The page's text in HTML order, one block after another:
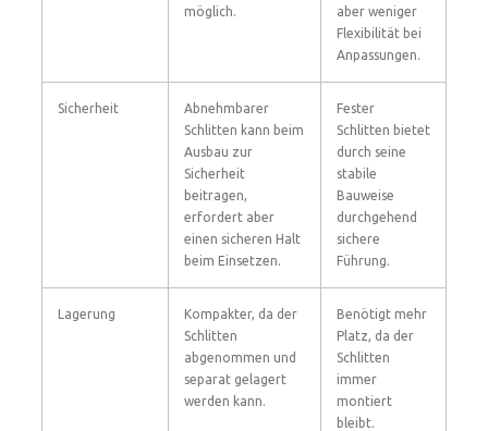
möglich.
aber weniger
Flexibilität bei
Anpassungen.
Sicherheit
Abnehmbarer
Schlitten kann beim
Ausbau zur
Sicherheit
beitragen,
erfordert aber
einen sicheren Halt
beim Einsetzen.
Fester
Schlitten bietet
durch seine
stabile
Bauweise
durchgehend
sichere
Führung.
Lagerung
Kompakter, da der
Schlitten
abgenommen und
separat gelagert
werden kann.
Benötigt mehr
Platz, da der
Schlitten
immer
montiert
bleibt.